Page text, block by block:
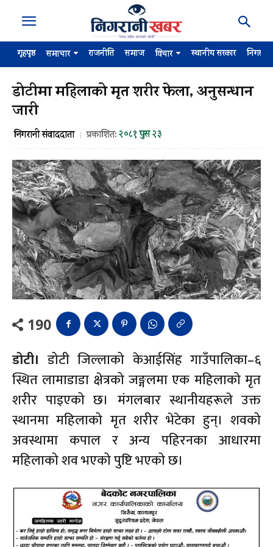
गृहपृष्ठ समाचार राजनीति समाज विचार स्थानीय सरकार
डोटीमा महिलाको मृत शरीर फेला, अनुसन्धान
जारी
निगरानी संवाददाता प्रकाशित:२०८१ पुस २३
190
डोटी। डोटी जिल्लाको केआईसिंह गाउँपालिका–६
स्थित लामाडाडा क्षेत्रको जङ्गलमा एक महिलाको मृत
शरीर पाइएको छ। मंगलबार स्थानीयहरूले उक्त
स्थानमा महिलाको मृत शरीर भेटेका हुन्। शवको
अवस्थामा कपाल र अन्य पहिरनका आधारमा
महिलाको शव भएको पुष्टि भएको छ।